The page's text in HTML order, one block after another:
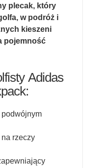
plecak, który
w podróż i
kieszeni
pojemność
Adidas
podwójnym
rzeczy